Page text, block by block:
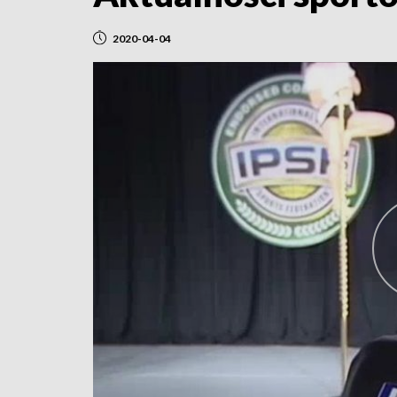
2020-04-04